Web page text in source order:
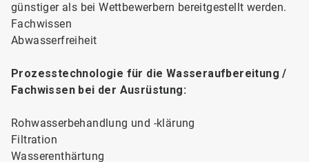
günstiger als bei Wettbewerbern bereitgestellt werden.
Fachwissen
Abwasserfreiheit
Prozesstechnologie für die Wasseraufbereitung /
Fachwissen bei der Ausrüstung:
Rohwasserbehandlung und -klärung
Filtration
Wasserenthärtung